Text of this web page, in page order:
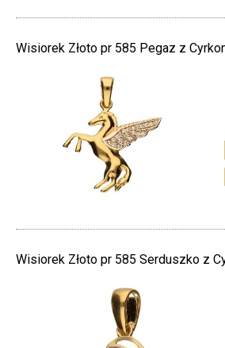
Wisiorek Złoto pr 585 Pegaz z
Wisiorek Złoto pr 585 Serduszko z